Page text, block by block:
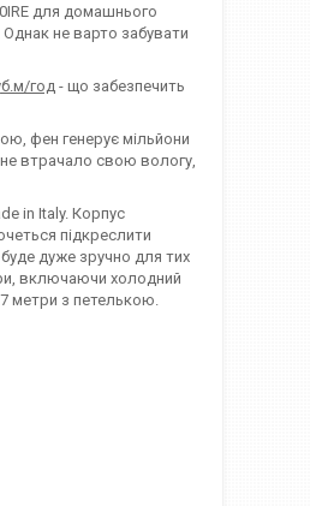
для домашнього
не варто забувати
год- що забезпечить
фен генерує мільйони
втрачало свою вологу,
in Italy. Корпус
підкреслити
дуже зручно для тих
включаючи холодний
метри з петелькою.